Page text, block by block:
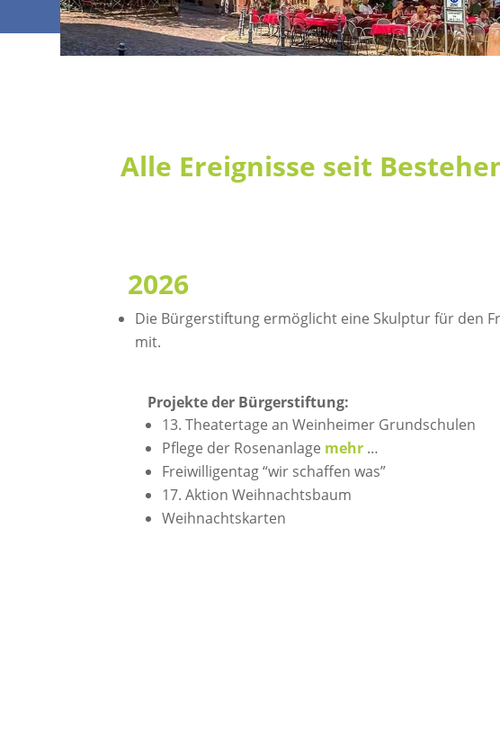
Alle Ereignisse seit
2026
Die Bürgerstiftung ermöglicht eine Skulptur für den
mit.
Projekte der Bürgerstiftung:
13. Theatertage an Weinheimer Grundschulen
Pflege der Rosenanlage mehr …
Freiwilligentag “wir schaffen was”
17. Aktion Weihnachtsbaum
Weihnachtskarten